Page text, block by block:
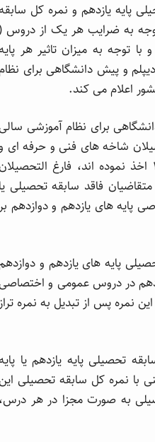
پایه یازدهم و نمره کل
توجه به ضرایب هر یک از دروس
و با توجه به میزان تاثیر هر
و دیپلم و پیش دانشگاهی برای
اعلام می کند.
برای نظام آموزشی
شاخه های فنی و حرفه ای
کاردانش، طلاب حوزه های علمیه، متقاضیانی که نمره خود را قبل از خرداد سال ۱۳۸۴ اخذ نموده اند، فارغ
فاقد سابقه تحصیلی
های یازدهم و دوازدهم
پایه های یازدهم و
در دروس عمومی و
لحاظ و سپس تراز می شود، این نمره پس از تبدیل به نمره
تحصیلی پایه یازدهم یا
با نمره کل سابقه تحصیلی
به صورت مجزا در هر